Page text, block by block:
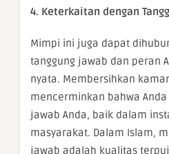
4. Keterkaitan dengan
Mimpi ini juga dapat
tanggung jawab dan peran
nyata. Membersihkan
mencerminkan bahwa
jawab Anda, baik dalam
masyarakat. Dalam Islam,
jawab adalah kualitas